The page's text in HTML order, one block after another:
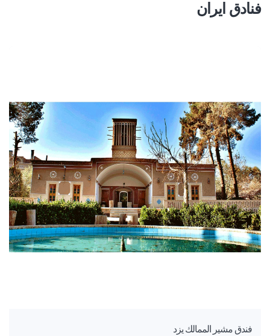
فنادق ايران
فندق مشير الممالك يزد